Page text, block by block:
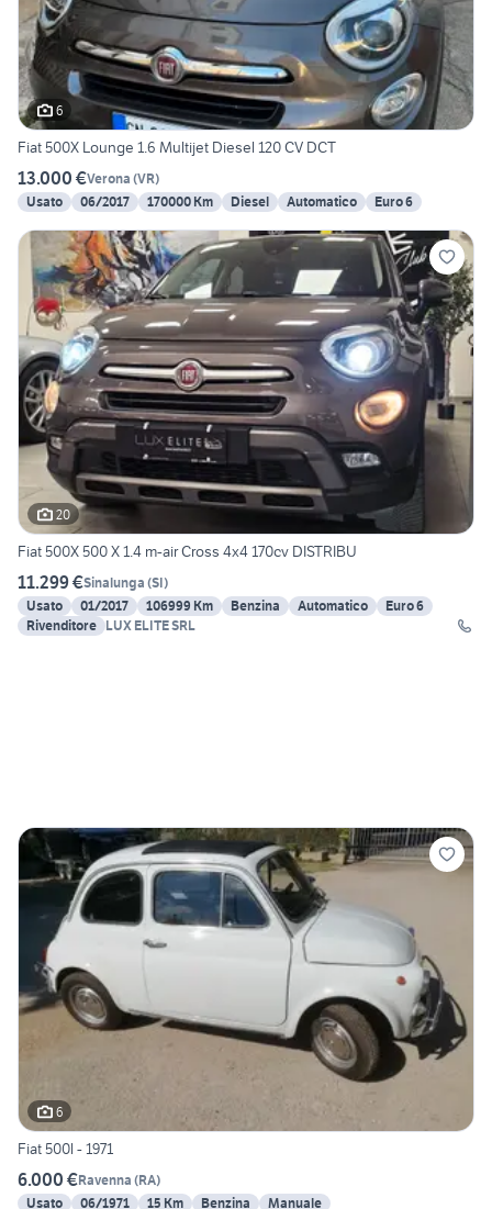
6
Fiat 500X Lounge 1.6 Multijet Diesel 120 CV DCT
13.000 €Verona (VR)
Usato
06/2017 170000 Km Diesel Automatico Euro 6
20
Fiat 500X 500 X 1.4 m-air Cross 4x4 170cv DISTRIBU
11.299 €Sinalunga (SI)
Usato
01/2017 106999 Km Benzina Automatico
Euro 6
Rivenditore LUX ELITE SRL
6
Fiat 500l - 1971
6.000 €Ravenna (RA)
Usato
06/1971 15 Km Benzina Manuale